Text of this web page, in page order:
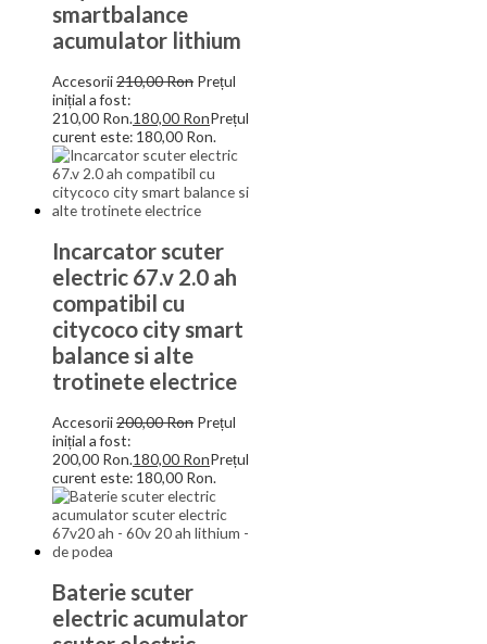
smartbalance
acumulator lithium
Accesorii210,00Ron Prețul
inițial a fost:
210,00 Ron.180,00 RonPrețul
curent este: 180,00 Ron.
Incarcator scuter
electric 67.v 2.0 ah
compatibil cu
citycoco city smart
balance si alte
trotinete electrice
Accesorii200,00Ron Prețul
inițial a fost:
200,00 Ron.180,00 RonPrețul
curent este: 180,00 Ron.
Baterie scuter
electric acumulator